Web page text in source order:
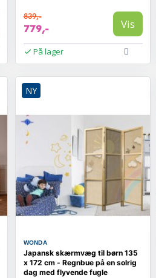
839,-
779,- Vis
På lager
NY
WONDA
Japansk skærmvæg til børn 135
x 172 cm - Regnbue på en solrig
dag med flyvende fugle